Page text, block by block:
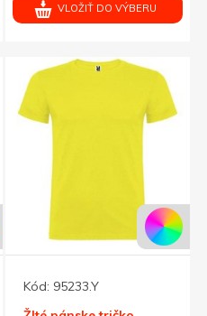
VLOŽIŤ DO VÝBERU
Kód: 95233.Y